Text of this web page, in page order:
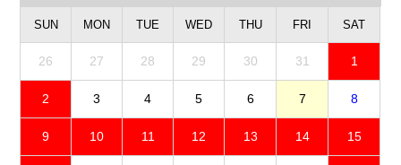
SUN MON TUE WED THU FRI SAT
26 27 28 29 30 31 1
2 3 4 5 6 7 8
9 10 11 12 13 14 15